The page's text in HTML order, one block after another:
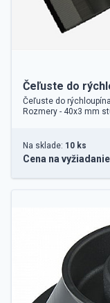
Čeľuste do
Čeľuste do
Rozmery - 40x3 mm
Na sklade: 10 ks
Cena na vyžiadanie